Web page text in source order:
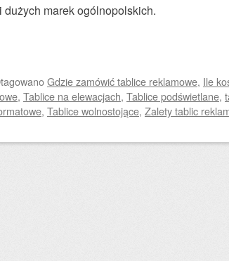
marek ogólnopolskich.
Gdzie zamówić tablice reklamowe, Ile
, Tablice na elewacjach, Tablice podświetlane,
, Tablice wolnostojące, Zalety tablic